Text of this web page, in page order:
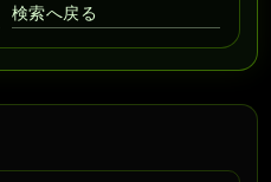
検索へ戻る